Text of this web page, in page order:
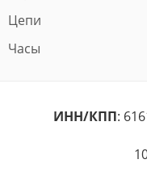
Цепи
Часы
ИНН/КПП: